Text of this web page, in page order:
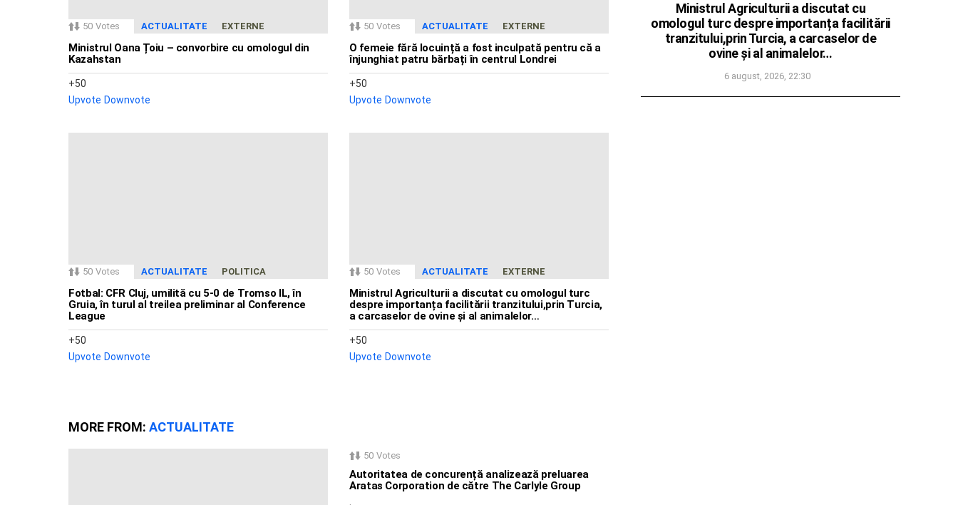
50 Votes ACTUALITATE EXTERNE
Ministrul Oana Țoiu – convorbire cu omologul din
Kazahstan
50
Upvote Downvote
50 Votes ACTUALITATE EXTERNE
O femeie fără locuință a fost inculpată pentru că a
înjunghiat patru bărbați în centrul Londrei
50
Upvote Downvote
50 Votes ACTUALITATE POLITICA
Fotbal: CFR Cluj, umilită cu 5-0 de Tromso IL, în
Gruia, în turul al treilea preliminar al Conference
League
50
Upvote Downvote
50 Votes ACTUALITATE EXTERNE
Ministrul Agriculturii a discutat cu omologul turc
despre importanța facilitării tranzitului,prin Turcia,
a carcaselor de ovine și al animalelor…
50
Upvote Downvote
MORE FROM: ACTUALITATE
50 Votes
Autoritatea de concurență analizează preluarea
Aratas Corporation de către The Carlyle Group
Ministrul Agriculturii a discutat cu
omologul turc despre importanța facilitării
tranzitului,prin Turcia, a carcaselor de
ovine și al animalelor…
6 august, 2026, 22:30